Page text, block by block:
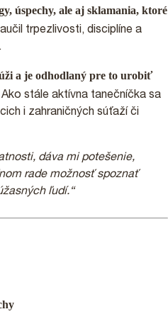
úspechy, ale aj sklamania, ktoré
trpezlivosti, disciplíne a
a je odhodlaný pre to urobiť
Ako stále aktívna tanečníčka sa
i zahraničných súťaží či
dáva mi potešenie,
rade možnosť spoznať
ľudí.“